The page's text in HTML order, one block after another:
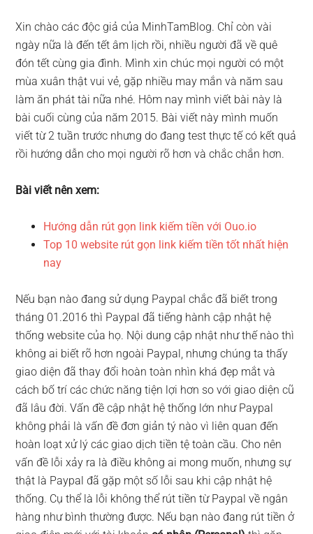
Xin chào các độc giả của MinhTamBlog. Chỉ còn vài
ngày nữa là đến tết âm lịch rồi, nhiều người đã về quê
đón tết cùng gia đình. Mình xin chúc mọi người có một
mùa xuân thật vui vẻ, gặp nhiều may mắn và năm sau
làm ăn phát tài nữa nhé. Hôm nay mình viết bài này là
bài cuối cùng của năm 2015. Bài viết này mình muốn
viết từ 2 tuần trước nhưng do đang test thực tế có kết quả
rồi hướng dẫn cho mọi người rõ hơn và chắc chắn hơn.
Bài viết nên xem:
Hướng dẫn rút gọn link kiếm tiền với Ouo.io
Top 10 website rút gọn link kiếm tiền tốt nhất hiện
nay
Nếu bạn nào đang sử dụng Paypal chắc đã biết trong
tháng 01.2016 thì Paypal đã tiếng hành cập nhật hệ
thống website của họ. Nội dung cập nhật như thế nào thì
không ai biết rõ hơn ngoài Paypal, nhưng chúng ta thấy
giao diện đã thay đổi hoàn toàn nhìn khá đẹp mắt và
cách bố trí các chức năng tiện lợi hơn so với giao diện cũ
đã lâu đời. Vấn đề cập nhật hệ thống lớn như Paypal
không phải là vấn đề đơn giản tý nào vì liên quan đến
hoàn loạt xử lý các giao dịch tiền tệ toàn cầu. Cho nên
vấn đề lỗi xảy ra là điều không ai mong muốn, nhưng sự
thật là Paypal đã gặp một số lỗi sau khi cập nhật hệ
thống. Cụ thể là lỗi không thể rút tiền từ Paypal về ngân
hàng như bình thường được. Nếu bạn nào đang rút tiền ở